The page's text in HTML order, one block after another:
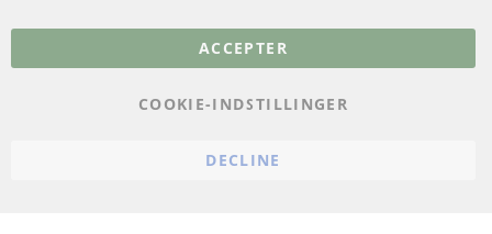
ACCEPTER
COOKIE-INDSTILLINGER
DECLINE